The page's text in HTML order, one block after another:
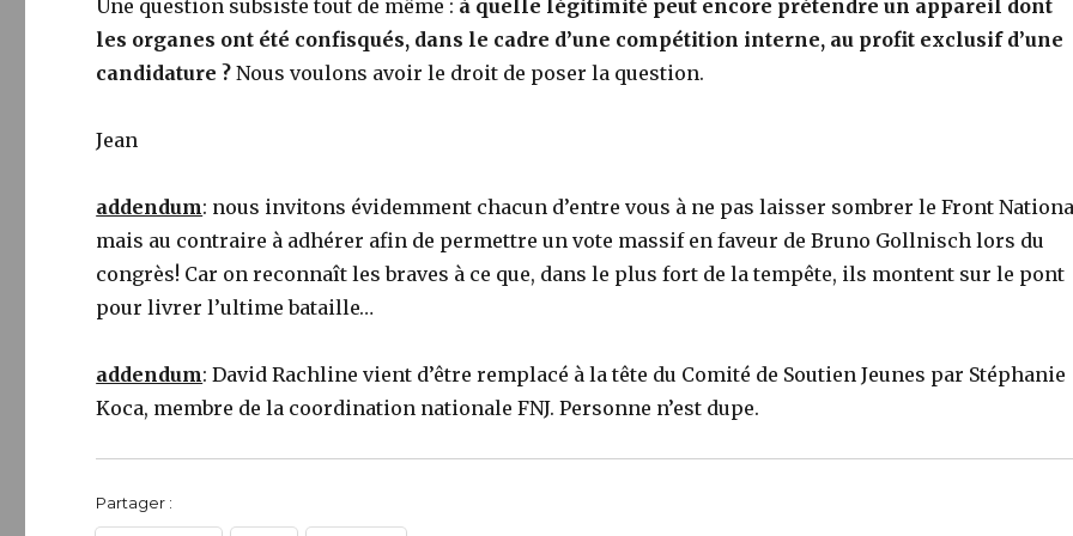
Une question subsiste tout de même : à quelle légitimité peut encore prétendre un appareil dont
les organes ont été confisqués, dans le cadre d’une compétition interne, au profit exclusif d’une
candidature ? Nous voulons avoir le droit de poser la question.
Jean
addendum: nous invitons évidemment chacun d’entre vous à ne pas laisser sombrer le Front
mais au contraire à adhérer afin de permettre un vote massif en faveur de Bruno Gollnisch lors du
congrès! Car on reconnaît les braves à ce que, dans le plus fort de la tempête, ils montent sur le pont
pour livrer l’ultime bataille…
addendum: David Rachline vient d’être remplacé à la tête du Comité de Soutien Jeunes par Stéphanie
Koca, membre de la coordination nationale FNJ. Personne n’est dupe.
Partager :